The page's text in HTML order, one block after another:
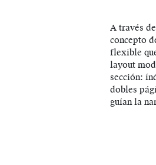
A través
concepto
flexible
layout
sección:
dobles
guían la